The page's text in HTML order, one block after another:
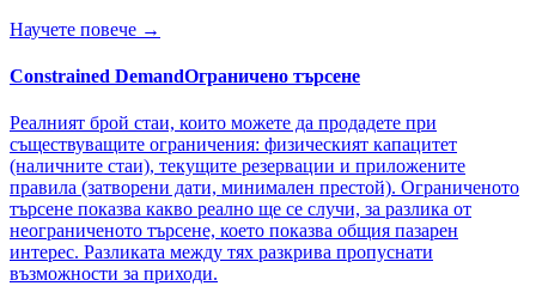
Научете повече →
Constrained DemandОграничено търсене
Реалният брой стаи, които можете да продадете при
съществуващите ограничения: физическият капацитет
(наличните стаи), текущите резервации и приложените
правила (затворени дати, минимален престой). Ограниченото
търсене показва какво реално ще се случи, за разлика от
неограниченото търсене, което показва общия пазарен
интерес. Разликата между тях разкрива пропуснати
възможности за приходи.